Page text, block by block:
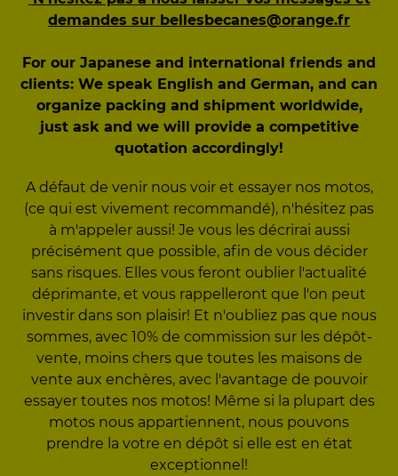
demandes sur bellesbecanes@orange.fr
For our Japanese and international friends and
clients: We speak English and German, and can
organize packing and shipment worldwide,
just ask and we will provide a competitive
quotation accordingly!
A défaut de venir nous voir et essayer nos motos,
(ce qui est vivement recommandé), n'hésitez pas
à m'appeler aussi! Je vous les décrirai aussi
précisément que possible, afin de vous décider
sans risques. Elles vous feront oublier l'actualité
déprimante, et vous rappelleront que l'on peut
investir dans son plaisir! Et n'oubliez pas que nous
sommes, avec 10% de commission sur les dépôt-
vente, moins chers que toutes les maisons de
vente aux enchères, avec l'avantage de pouvoir
essayer toutes nos motos! Même si la plupart des
motos nous appartiennent, nous pouvons
prendre la votre en dépôt si elle est en état
exceptionnel!